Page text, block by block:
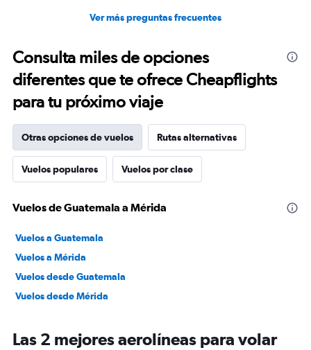
Ver más preguntas frecuentes
Consulta miles de opciones
diferentes que te ofrece Cheapflights
para tu próximo viaje
Otras opciones de vuelos Rutas alternativas
Vuelos populares Vuelos por clase
Vuelos de Guatemala a Mérida
Vuelos a Guatemala
Vuelos a Mérida
Vuelos desde Guatemala
Vuelos desde Mérida
Las 2 mejores aerolíneas para volar